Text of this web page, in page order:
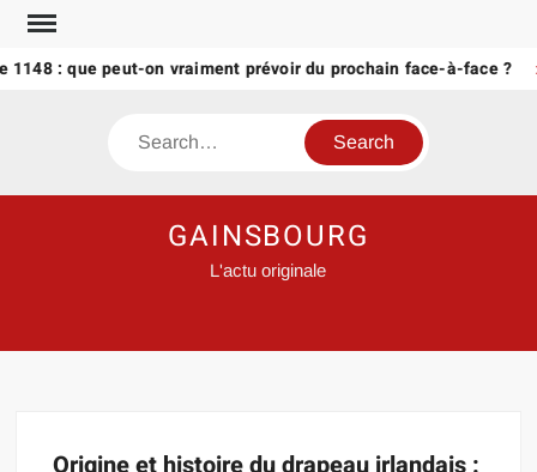
Skip
content
1148 : que peut-on vraiment prévoir du prochain face-à-face ?
Search
GAINSBOURG
L'actu originale